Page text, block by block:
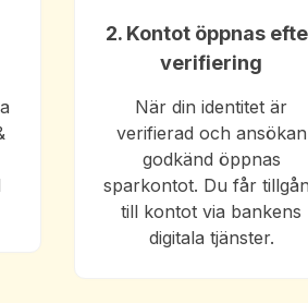
2. Kontot öppnas
verifiering
När din identitet är
verifierad och ansökan
godkänd öppnas
sparkontot. Du får
till kontot via bankens
digitala tjänster.